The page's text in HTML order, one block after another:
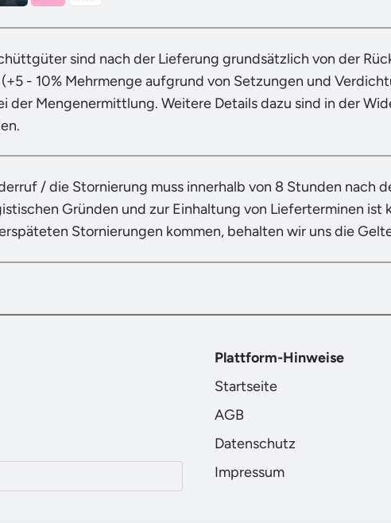
sind nach der Lieferung grundsätzlich von der
- 10% Mehrmenge aufgrund von Setzungen und
der Mengenermittlung. Weitere Details dazu sind in der
/ die Stornierung muss innerhalb von 8 Stunden nach
Gründen und zur Einhaltung von Lieferterminen
Stornierungen kommen, behalten wir uns die
Plattform-Hinweise
Startseite
AGB
Datenschutz
Impressum